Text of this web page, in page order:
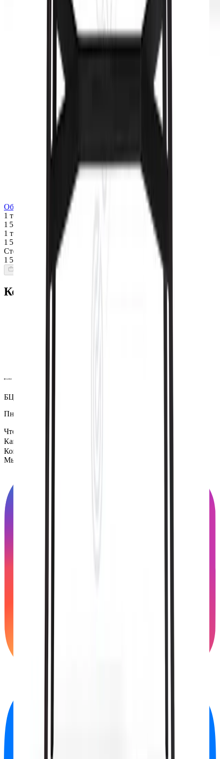
Обеденный стол Tatrico
1 товар
1 589 $
1 товар
1 589 $
Стоимость интерьера:
1 589 $
Добавить товары в заказ
Команда Globus гарантирует
БЦ Ванкэ, Фошань, Гуандун, Китай
Пн–Пт 5:00–14:00 (Мск)
Что посмотреть
Как всё устроено
Контакты
Мы в социальных сетях